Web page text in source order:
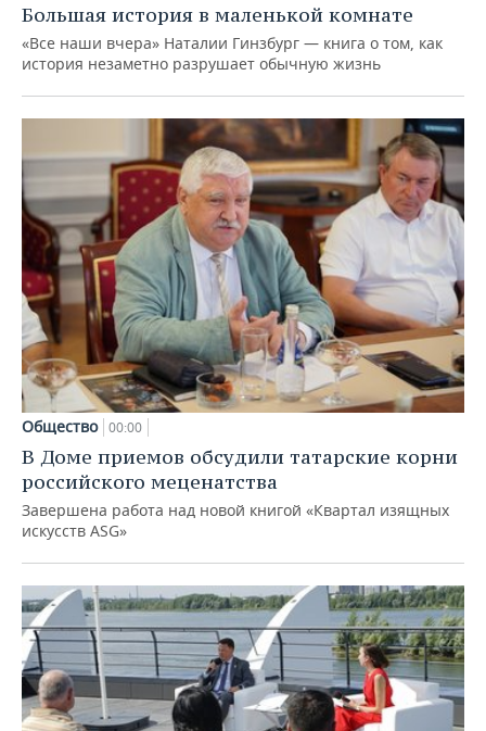
Большая история в маленькой комнате
«Все наши вчера» Наталии Гинзбург — книга о том, как
история незаметно разрушает обычную жизнь
Общество 00:00
В Доме приемов обсудили татарские корни
российского меценатства
Завершена работа над новой книгой «Квартал изящных
искусств ASG»